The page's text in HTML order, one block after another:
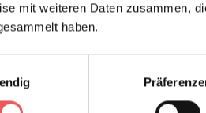
mit weiteren Daten zusammen,
haben.